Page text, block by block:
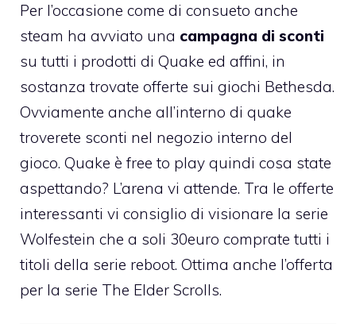
Per l’occasione come di consueto anche
steam ha avviato una campagna di sconti
su tutti i prodotti di Quake ed affini, in
sostanza trovate offerte sui giochi Bethesda.
Ovviamente anche all’interno di quake
troverete sconti nel negozio interno del
gioco. Quake è free to play quindi cosa state
aspettando? L’arena vi attende. Tra le offerte
interessanti vi consiglio di visionare la serie
Wolfestein che a soli 30euro comprate tutti i
titoli della serie reboot. Ottima anche l’offerta
per la serie The Elder Scrolls.